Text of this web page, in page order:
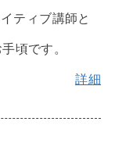
ティブ講師と
頃です。
詳細